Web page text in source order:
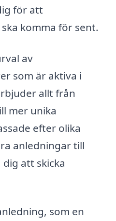
för att
komma för sent.
av
som är aktiva i
allt från
mer unika
efter olika
anledningar till
att skicka
som en